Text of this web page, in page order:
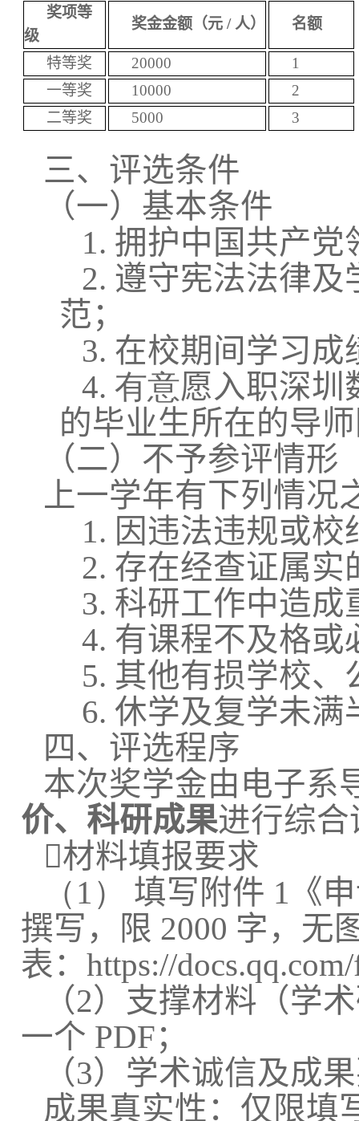
奖项等
级
奖金金额（元 /人） 名额
特等奖 20000
1
一等奖
10000
2
二等奖
5000 3
三、评选条件
（一）基本条件
1. 拥护中国共产党
2. 遵守宪法法律及
范；
3. 在校期间学习成
4. 有意愿入职深圳
的毕业生所在的导
（二）不予参评情形
上一学年有下列情况
1. 因违法违规或
2. 存在经查证属实
3. 科研工作中造成
4. 有课程不及格或
5. 其他有损学校、
6. 休学及复学未满
四、评选程序
本次奖学金由电子系
价、科研成果进行综
材料填报要求
（1） 填写附件 1 《
撰写，限 2000 字，无
表： https://
（2）支撑材料（学
一个 PDF；
（3）学术诚信及成
成果真实性：仅限填